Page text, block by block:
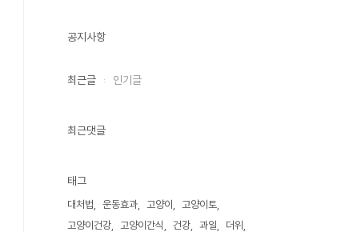
공지사항
최근글 인기글
최근댓글
태그
대처법 운동효과 고양이
고양이토
고양이건강
고양이간식 건강 과일
더위